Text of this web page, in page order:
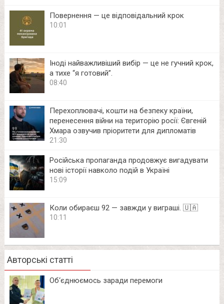
Повернення — це відповідальний крок
10:01
Іноді найважливіший вибір — це не гучний крок,
а тихе “я готовий”.
08:40
Перехоплювачі, кошти на безпеку країни,
перенесення війни на територію росії: Євгеній
Хмара озвучив пріоритети для дипломатів
21:30
Російська пропаганда продовжує вигадувати
нові історії навколо подій в Україні
15:09
Коли обираєш 92 — завжди у виграші. 🇺🇦
10:11
Авторські статті
Об‘єднюємось заради перемоги